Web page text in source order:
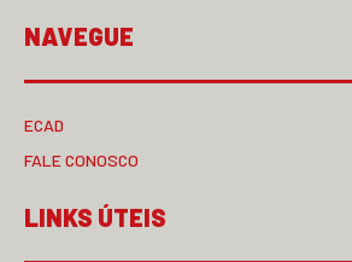
NAVEGUE
ECAD
FALE CONOSCO
LINKS ÚTEIS